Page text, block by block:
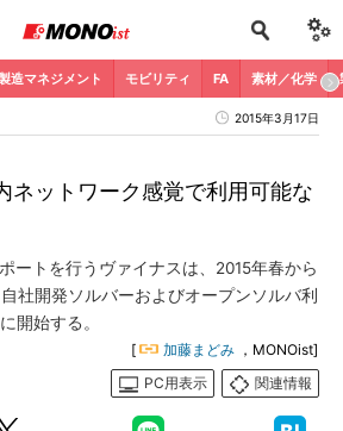
造マネジメント モビリティ FA 素材／化学
2015年3月17日
ネットワーク感覚で利用可能な
ートを行うヴァイナスは、2015年春から
社開発ソルバーおよびオープンソルバ利
開始する。
[ 加藤まどみ ，MONOist]
PC用表示
関連情報